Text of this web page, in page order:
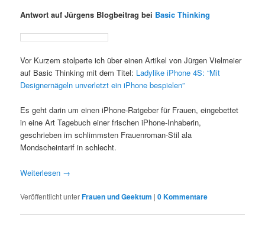
Antwort auf Jürgens Blogbeitrag bei Basic Thinking
Vor Kurzem stolperte ich über einen Artikel von Jürgen Vielmeier
auf Basic Thinking mit dem Titel: Ladylike iPhone 4S: “Mit
Designernägeln unverletzt ein iPhone bespielen”
Es geht darin um einen iPhone-Ratgeber für Frauen, eingebettet
in eine Art Tagebuch einer frischen iPhone-Inhaberin,
geschrieben im schlimmsten Frauenroman-Stil ala
Mondscheintarif in schlecht.
Weiterlesen →
Veröffentlicht unterFrauen und Geektum |0 Kommentare